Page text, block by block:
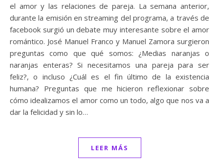
el amor y las relaciones de pareja. La semana anterior,
durante la emisión en streaming del programa, a través de
facebook surgió un debate muy interesante sobre el amor
romántico. José Manuel Franco y Manuel Zamora surgieron
preguntas como que qué somos: ¿Medias naranjas o
naranjas enteras? Si necesitamos una pareja para ser
feliz?, o incluso ¿Cuál es el fin último de la existencia
humana? Preguntas que me hicieron reflexionar sobre
cómo idealizamos el amor como un todo, algo que nos va a
dar la felicidad y sin lo…
LEER MÁS